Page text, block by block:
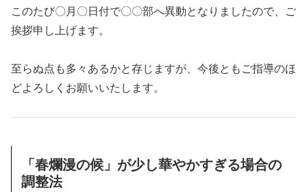
このたび〇月〇日付で〇〇部へ異動となりましたので、ご
挨拶申し上げます。
至らぬ点も多々あるかと存じますが、今後ともご指導のほ
どよろしくお願いいたします。
「春爛漫の候」が少し華やかすぎる場合の
調整法